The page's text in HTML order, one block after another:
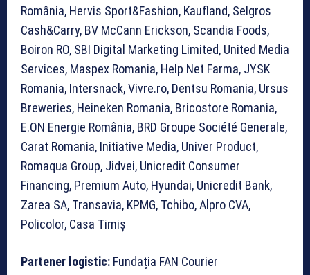
România, Hervis Sport&Fashion, Kaufland, Selgros
Cash&Carry, BV McCann Erickson, Scandia Foods,
Boiron RO, SBI Digital Marketing Limited, United Media
Services, Maspex Romania, Help Net Farma, JYSK
Romania, Intersnack, Vivre.ro, Dentsu Romania, Ursus
Breweries, Heineken Romania, Bricostore Romania,
E.ON Energie România, BRD Groupe Société Generale,
Carat Romania, Initiative Media, Univer Product,
Romaqua Group, Jidvei, Unicredit Consumer
Financing, Premium Auto, Hyundai, Unicredit Bank,
Zarea SA, Transavia, KPMG, Tchibo, Alpro CVA,
Policolor, Casa Timiș
Partener logistic: Fundația FAN Courier